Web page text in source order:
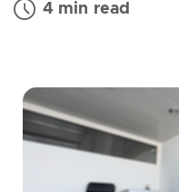
4 min read